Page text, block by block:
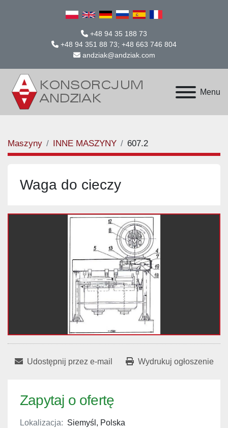
+48 94 35 188 73
+48 94 351 88 73; +48 663 746 804
andziak@andziak.com
Menu
Maszyny INNE MASZYNY 607.2
Waga do cieczy
Udostępnij przez e-mail Wydrukuj ogłoszenie
Zapytaj o ofertę
Lokalizacja: Siemyśl, Polska